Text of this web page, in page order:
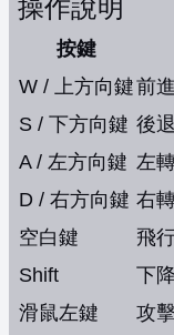
操作說明
按鍵
W / 上方向鍵前進
S / 下方向鍵 後退
A / 左方向鍵 左
D / 右方向鍵 右
空白鍵
飛
Shift
下
滑鼠左鍵
攻